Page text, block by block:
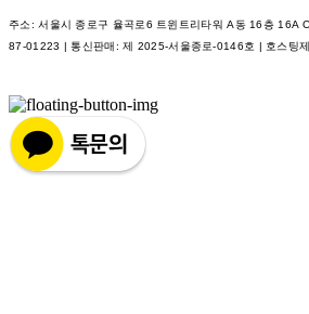
주소: 서울시 종로구 율곡로6 트윈트리타워 A동 16층 16A
87-01223 | 통신판매:제 2025-서울종로-0146호 | 호스팅